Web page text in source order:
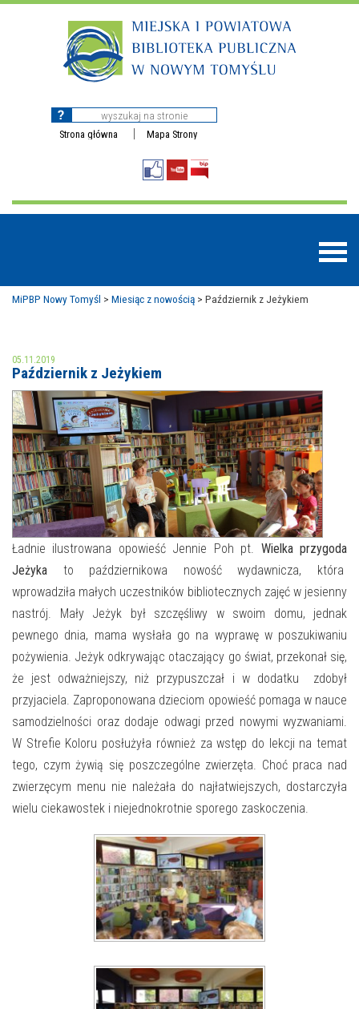
Strona główna Mapa Strony
MOJE KONTO
AKTUALNOŚCI
NAJBLIŻSZE WYDARZENIA
WYDARZENIA BIEŻĄCE
WYDARZYŁO SIĘ
NASZA OFERTA
STREFA WIEDZY O REGIONIE
STREFA KOLORU
FORMY STAŁE
NASZE FILIE
POLECANE STRONY
WYDARZENIA KULTURALNE
FOTO
E-INFORMATOR
MiPBP Nowy Tomyśl > Miesiąc z nowością > Październik z Jeżykiem
05.11.2019
Październik z Jeżykiem
Ładnie ilustrowana opowieść Jennie Poh pt. Wielka przygoda
Jeżyka to październikowa nowość wydawnicza, która
wprowadziła małych uczestników bibliotecznych zajęć w jesienny
nastrój. Mały Jeżyk był szczęśliwy w swoim domu, jednak
pewnego dnia, mama wysłała go na wyprawę w poszukiwaniu
pożywienia. Jeżyk odkrywając otaczający go świat, przekonał się,
że jest odważniejszy, niż przypuszczał i w dodatku zdobył
przyjaciela. Zaproponowana dzieciom opowieść pomaga w nauce
samodzielności oraz dodaje odwagi przed nowymi wyzwaniami.
W Strefie Koloru posłużyła również za wstęp do lekcji na temat
tego, czym żywią się poszczególne zwierzęta. Choć praca nad
zwierzęcym menu nie należała do najłatwiejszych, dostarczyła
wielu ciekawostek i niejednokrotnie sporego zaskoczenia.